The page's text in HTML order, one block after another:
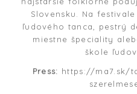
Slovensku. Na
ľudového tanca, pestrý
miestne špeciality
škole
Press: https://ma7.sk/